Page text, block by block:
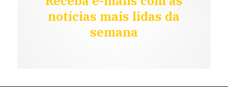
notícias mais lidas da
semana